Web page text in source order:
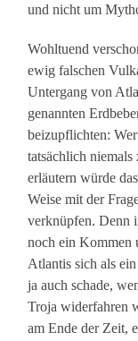
und nicht um
Wohltuend
ewig falschen
Untergang von
genannten
beizupflichten:
tatsächlich
erläutern würde
Weise mit der
verknüpfen. Denn
noch ein Kommen
Atlantis sich als
ja auch schade,
Troja widerfahren
am Ende der Zeit,